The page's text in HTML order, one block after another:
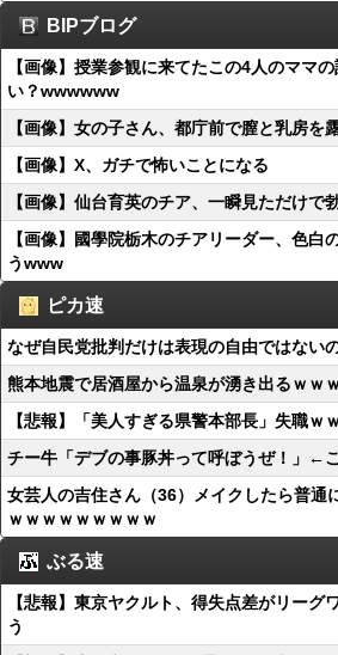
BIPブログ
【画像】授業参観に来てたこの4人のママ
い？wwwwww
【画像】女の子さん、都庁前で膣と乳房
【画像】X、ガチで怖いことになる
【画像】仙台育英のチア、一瞬見ただけで
【画像】國學院栃木のチアリーダー、色白
うwww
ピカ速
なぜ自民党批判だけは表現の自由ではない
熊本地震で居酒屋から温泉が湧き出るｗｗ
【悲報】「美人すぎる県警本部長」失職ｗ
チー牛「デブの事豚丼って呼ぼうぜ！」←
女芸人の吉住さん（36）メイクしたら普通
ｗｗｗｗｗｗｗｗｗ
ぶる速
【悲報】東京ヤクルト、得失点差がリーグ
う